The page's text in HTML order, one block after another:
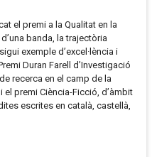
el premi a la Qualitat en la
banda, la trajectòria
exemple d’excel·lència i
Duran Farell d’Investigació
recerca en el camp de la
premi Ciència-Ficció, d’àmbit
escrites en català, castellà,